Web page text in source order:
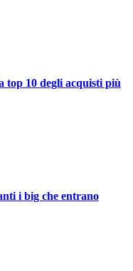
top 10 degli acquisti più
i big che entrano